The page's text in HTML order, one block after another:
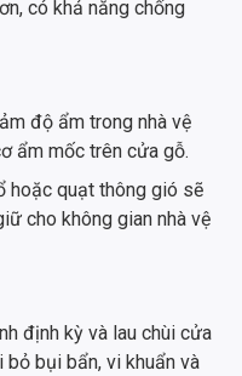
có khả năng chống
độ ẩm trong nhà vệ
ẩm mốc trên cửa gỗ.
hoặc quạt thông gió sẽ
cho không gian nhà vệ
định kỳ và lau chùi cửa
bụi bẩn, vi khuẩn và